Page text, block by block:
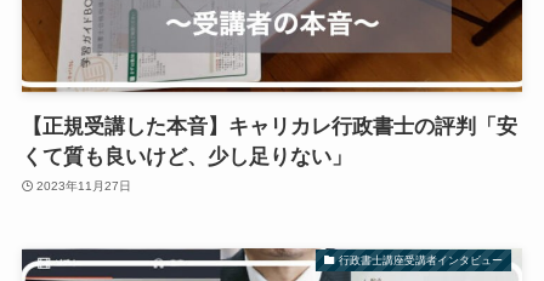
【正規受講した本音】キャリカレ行政書士の評判「安
くて質も良いけど、少し足りない」
2023年11月27日
行政書士講座受講者インタビュー